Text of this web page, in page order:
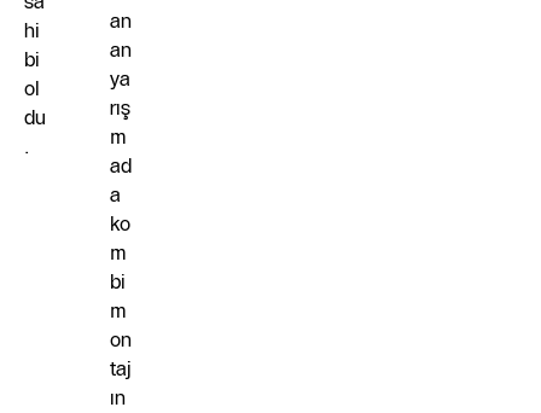
hi
bi
ol
du
.
an
an
ya
rış
m
ad
a
ko
m
bi
m
on
taj
ın